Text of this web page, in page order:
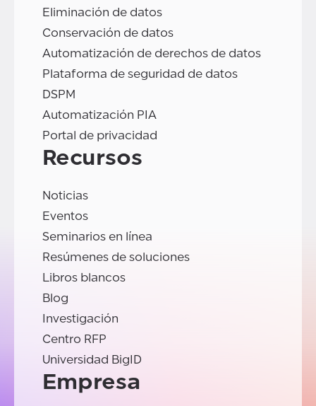
Eliminación de datos
Conservación de datos
Automatización de derechos de datos
Plataforma de seguridad de datos
DSPM
Automatización PIA
Portal de privacidad
Recursos
Noticias
Eventos
Seminarios en línea
Resúmenes de soluciones
Libros blancos
Blog
Investigación
Centro RFP
Universidad BigID
Empresa